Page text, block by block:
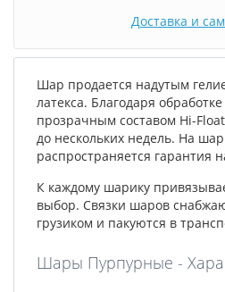
Доставка и
Шар продается надутым
латекса. Благодаря
прозрачным составом Hi-
до нескольких недель. На
распространяется гарантия
К каждому шарику
выбор. Связки шаров
грузиком и пакуются в
Шары Пурпурные -